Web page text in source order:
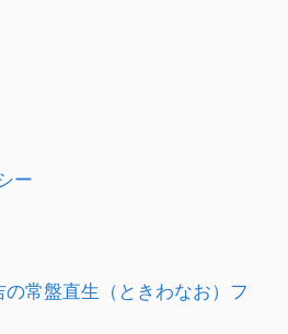
ー
常盤直生（ときわなお）フ